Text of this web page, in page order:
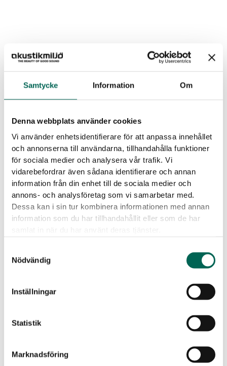
Samtycke Information Om
Denna webbplats använder cookies
Vi använder enhetsidentifierare för att anpassa innehållet
och annonserna till användarna, tillhandahålla funktioner
för sociala medier och analysera vår trafik. Vi
vidarebefordrar även sådana identifierare och annan
information från din enhet till de sociala medier och
annons- och analysföretag som vi samarbetar med.
Dessa kan i sin tur kombinera informationen med annan
information som du har tillhandahållit eller som de har
Nödvändig
Inställningar
Statistik
Marknadsföring